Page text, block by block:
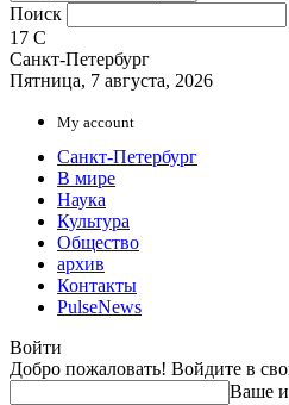
Поиск
17 C
Санкт-Петербург
Пятница, 7 августа, 2026
My account
Санкт-Петербург
В мире
Наука
Культура
Общество
архив
Контакты
PulseNews
Войти
Добро пожаловать! Войдите в
Ваше